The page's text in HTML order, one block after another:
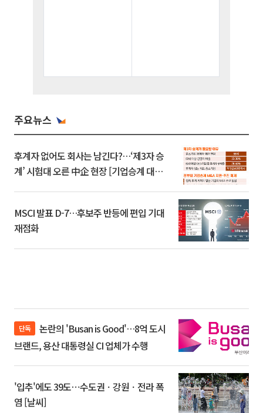
주요뉴스
후계자 없어도 회사는 남긴다?…‘제3자 승
계’ 시험대 오른 中企 현장 [기업승계 대전
MSCI 발표 D-7…후보주 반등에 편입 기대
재점화
단독
브랜드, 용산 대통령실 CI 업체가 수행
'입추'에도 39도⋯수도권ㆍ강원ㆍ전라 폭
염 [날씨]